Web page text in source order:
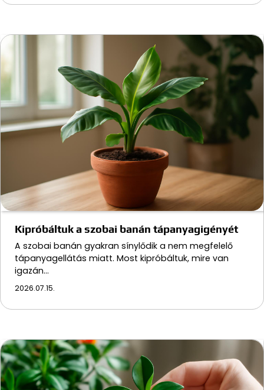
Kipróbáltuk a szobai banán tápanyagigényét
A szobai banán gyakran sínylődik a nem megfelelő
tápanyagellátás miatt. Most kipróbáltuk, mire van
igazán…
2026.07.15.